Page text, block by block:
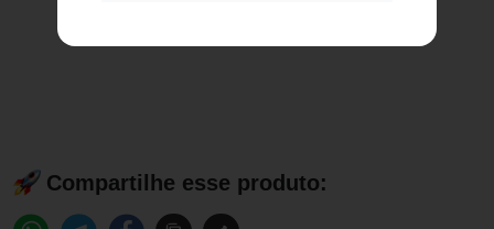
Compartilhe esse produto: